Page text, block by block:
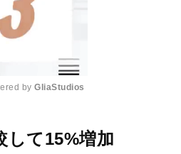
u
by GliaStudios
して15%増加